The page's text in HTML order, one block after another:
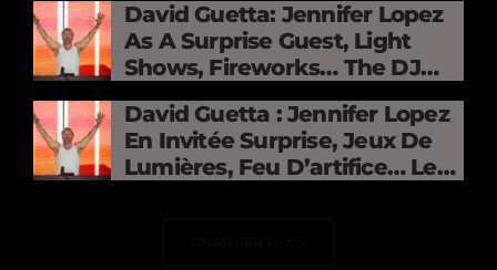
David Guetta: Jennifer Lopez
As A Surprise Guest, Light
Shows, Fireworks… The DJ
Electrifies The Stade De
France
David Guetta : Jennifer Lopez
En Invitée Surprise, Jeux De
Lumières, Feu D’artifice… Le